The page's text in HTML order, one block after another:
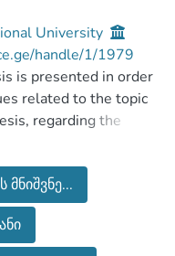
University
handle/1/1979
is presented in order
related to the topic
regarding the
from the
draft law, to be
with the public
interested in the
practitioners in the